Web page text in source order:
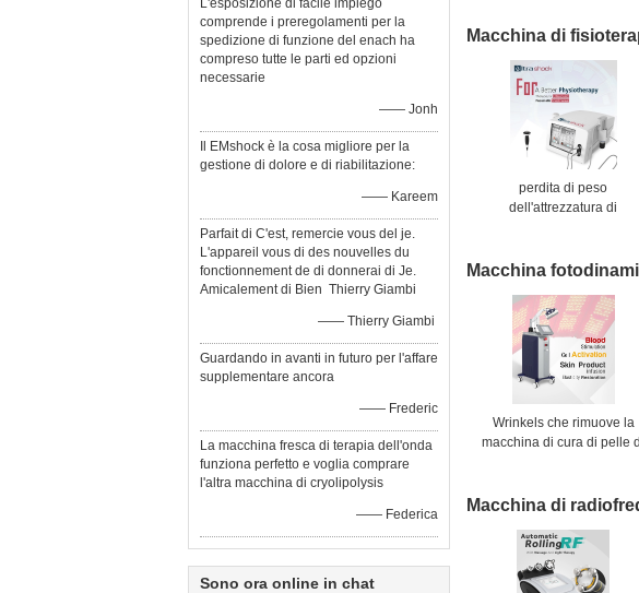
L'esposizione di facile impiego
comprende i preregolamenti per la
spedizione di funzione del enach ha
compreso tutte le parti ed opzioni
necessarie
—— Jonh
Il EMshock è la cosa migliore per la
gestione di dolore e di riabilitazione:
—— Kareem
Parfait di C'est, remercie vous del je.
L'appareil vous di des nouvelles du
fonctionnement de di donnerai di Je.
Amicalement di Bien Thierry Giambi
—— Thierry Giambi
Guardando in avanti in futuro per l'affare
supplementare ancora
—— Frederic
La macchina fresca di terapia dell'onda
funziona perfetto e voglia comprare
l'altra macchina di cryolipolysis
—— Federica
Sono ora online in chat
Macchina di
perdita di peso
dell'attrezzatura di
Macchina
Wrinkels che rimuove la
macchina di cura di pelle
terapia di 5 colori
Macchina di